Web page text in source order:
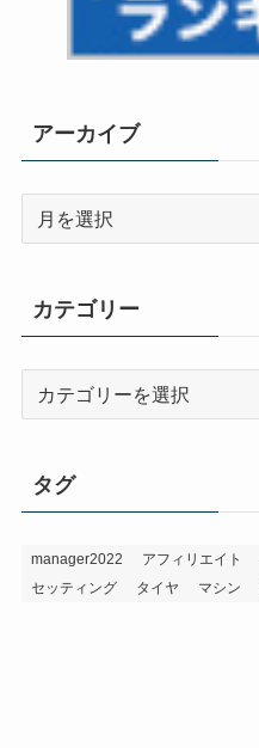
アーカイブ
ブ
カテゴリー
ー
タグ
manager2022 アフィリエイト
セッティング
タイヤ マシン